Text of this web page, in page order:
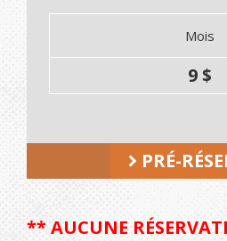
Mois
9 $
PRÉ-
** AUCUNE